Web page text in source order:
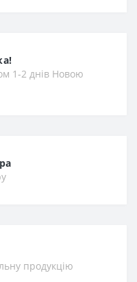
1-2 днів Новою
продукцію